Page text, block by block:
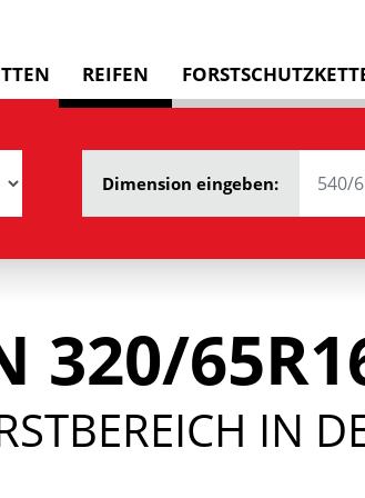
REIFEN
Dimension eingeben:
320/
IN